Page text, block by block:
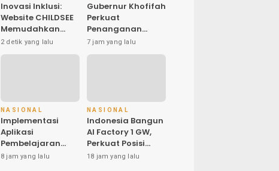
Inovasi Inklusi:
Website CHILDSEE
Memudahkan
Guru SD Negeri
Bantargebang III
2 detik yang lalu
Gubernur Khofifah
Perkuat
Penanganan
Karhutla Bromo,
Optimalkan Water
7 jam yang lalu
NASIONAL
Implementasi
Aplikasi
Pembelajaran
Elektronika
8 jam yang lalu
NASIONAL
Indonesia Bangun
AI Factory 1 GW,
Perkuat Posisi
sebagai Hub AI
18 jam yang lalu